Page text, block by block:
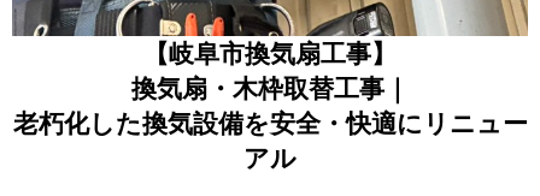
【岐阜市換気扇工事】
換気扇・木枠取替工事｜
老朽化した換気設備を安全・快適にリニュー
アル